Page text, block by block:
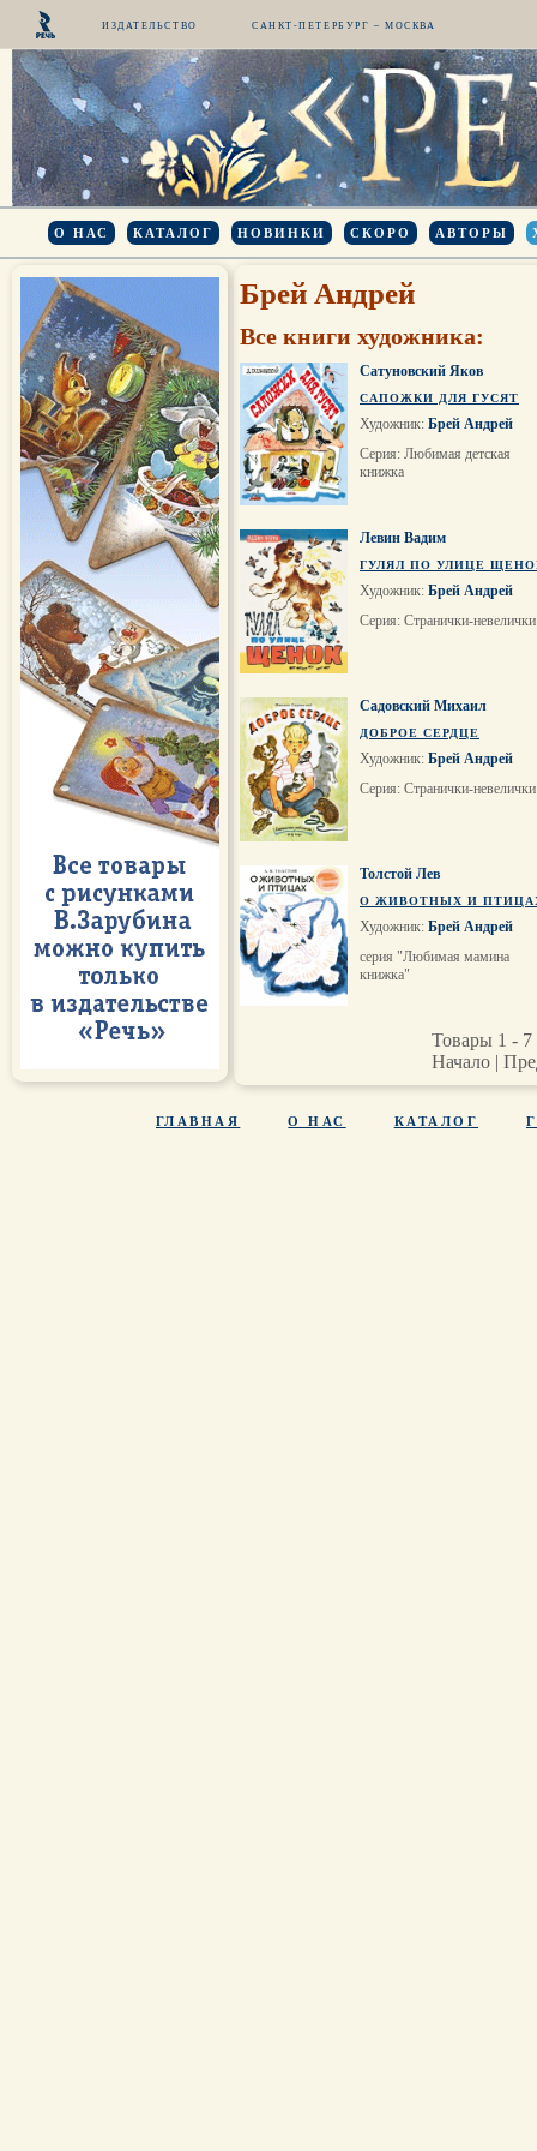
ИЗДАТЕЛЬСТВО САНКТ-ПЕТЕРБУРГ – МОСКВА
О НАС КАТАЛОГ НОВИНКИ СКОРО АВТОРЫ
Брей Андрей
Все книги художника:
Сатуновский Яков
САПОЖКИ ДЛЯ ГУСЯТ
Художник: Брей Андрей
Серия: Любимая детская
книжка
Левин Вадим
ГУЛЯЛ ПО УЛИЦЕ
Художник: Брей Андрей
Серия: Странички-невелички
Садовский Михаил
ДОБРОЕ СЕРДЦЕ
Художник: Брей Андрей
Серия: Странички-невелички
Толстой Лев
О ЖИВОТНЫХ И
Художник: Брей Андрей
серия "Любимая мамина
книжка"
Товары 1 - 7
Начало |
ГЛАВНАЯ О НАС КАТАЛОГ